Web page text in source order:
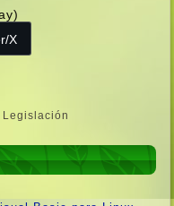
X
Legislación